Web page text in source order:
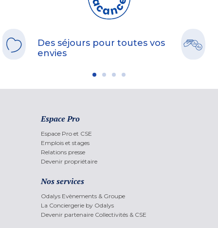
Des séjours pour toutes vos
envies
Espace Pro
Espace Pro et CSE
Emplois et stages
Relations presse
Devenir propriétaire
Nos services
Odalys Evènements & Groupe
La Conciergerie by Odalys
Devenir partenaire Collectivités & CSE